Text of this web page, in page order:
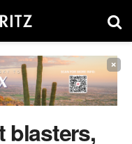
×
blasters,